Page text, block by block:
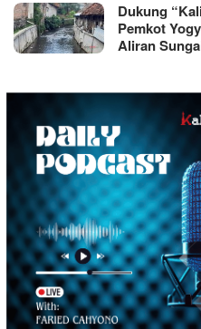
Dukung
Pemkot
Aliran